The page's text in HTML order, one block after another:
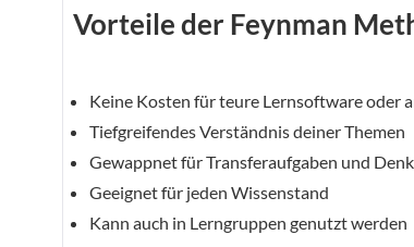
Vorteile der Feynman
Keine Kosten für teure Lernsoftware oder
Tiefgreifendes Verständnis deiner Themen
Gewappnet für Transferaufgaben und
Geeignet für jeden Wissenstand
Kann auch in Lerngruppen genutzt werden